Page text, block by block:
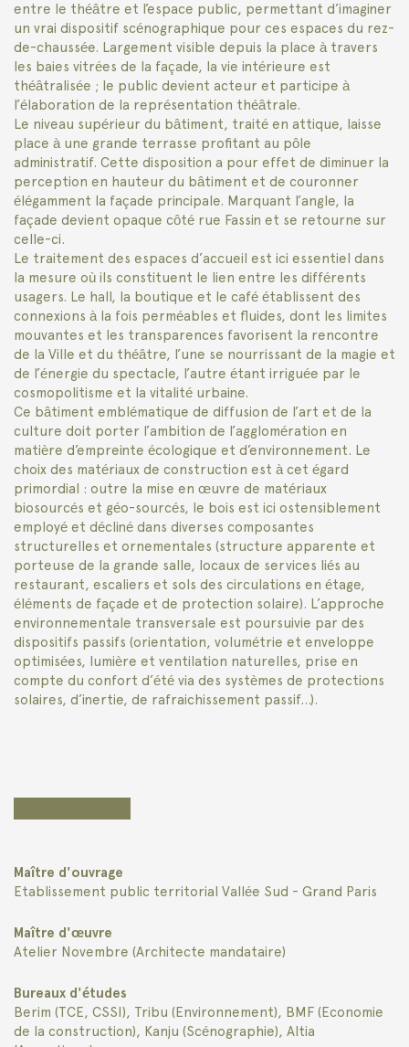
entre le théâtre et l’espace public, permettant d’imaginer
un vrai dispositif scénographique pour ces espaces du rez-
de-chaussée. Largement visible depuis la place à travers
les baies vitrées de la façade, la vie intérieure est
théâtralisée ; le public devient acteur et participe à
l’élaboration de la représentation théâtrale.
Le niveau supérieur du bâtiment, traité en attique, laisse
place à une grande terrasse profitant au pôle
administratif. Cette disposition a pour effet de diminuer la
perception en hauteur du bâtiment et de couronner
élégamment la façade principale. Marquant l’angle, la
façade devient opaque côté rue Fassin et se retourne sur
celle-ci.
Le traitement des espaces d’accueil est ici essentiel dans
la mesure où ils constituent le lien entre les différents
usagers. Le hall, la boutique et le café établissent des
connexions à la fois perméables et fluides, dont les limites
mouvantes et les transparences favorisent la rencontre
de la Ville et du théâtre, l’une se nourrissant de la magie et
de l’énergie du spectacle, l’autre étant irriguée par le
cosmopolitisme et la vitalité urbaine.
Ce bâtiment emblématique de diffusion de l’art et de la
culture doit porter l’ambition de l’agglomération en
matière d’empreinte écologique et d’environnement. Le
choix des matériaux de construction est à cet égard
primordial : outre la mise en œuvre de matériaux
biosourcés et géo-sourcés, le bois est ici ostensiblement
employé et décliné dans diverses composantes
structurelles et ornementales (structure apparente et
porteuse de la grande salle, locaux de services liés au
restaurant, escaliers et sols des circulations en étage,
éléments de façade et de protection solaire). L’approche
environnementale transversale est poursuivie par des
dispositifs passifs (orientation, volumétrie et enveloppe
optimisées, lumière et ventilation naturelles, prise en
compte du confort d’été via des systèmes de protections
solaires, d’inertie, de rafraichissement passif…).
Maître d'ouvrage
Etablissement public territorial Vallée Sud - Grand Paris
Maître d'œuvre
Atelier Novembre (Architecte mandataire)
Bureaux d'études
Berim (TCE, CSSI), Tribu (Environnement), BMF (Economie
de la construction), Kanju (Scénographie), Altia